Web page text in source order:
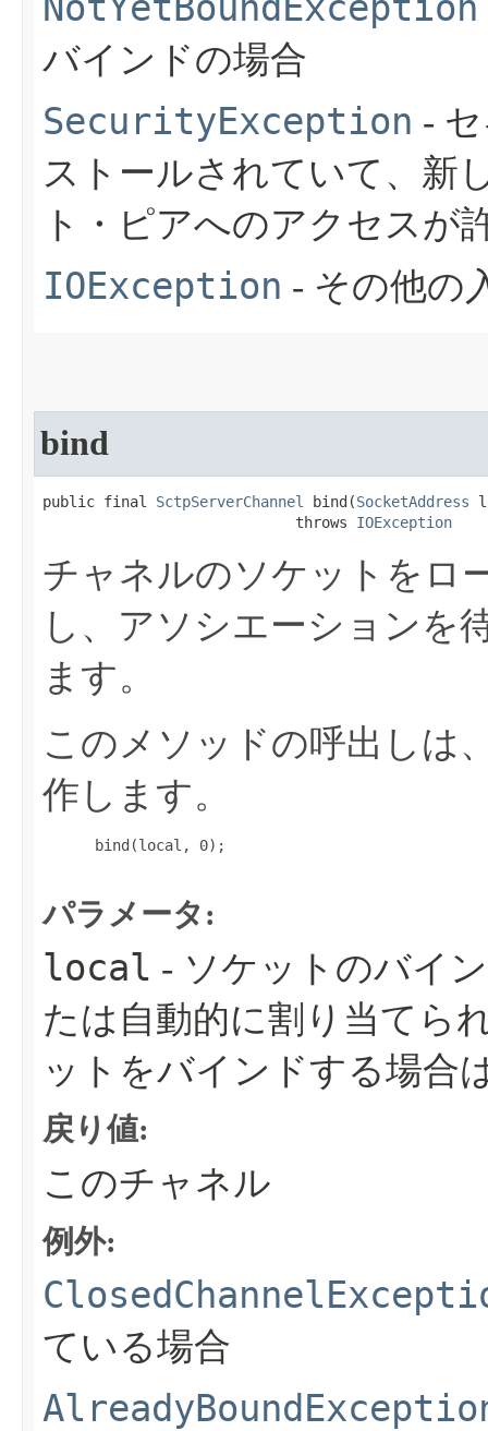
バインドの場合
SecurityException -
ストールされていて、新
ト・ピアへのアクセスが
IOException - その他の
bind
public final SctpServerChannel bind​(SocketAddress
                             throws
IOException
チャネルのソケットをロ
し、アソシエーションを
ます。
このメソッドの呼出しは
作します。
bind(local, 0);
パラメータ:
local - ソケットのバイ
たは自動的に割り当てら
ットをバインドする場合
戻り値:
このチャネル
例外:
ている場合